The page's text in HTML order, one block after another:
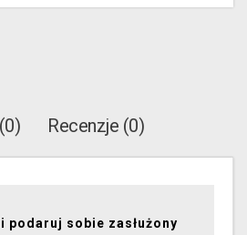
Recenzje (0)
podaruj sobie zasłużony